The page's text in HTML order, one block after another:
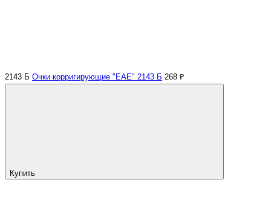
2143 Б Очки корригирующие "EAE" 2143 Б 268 ₽
Купить